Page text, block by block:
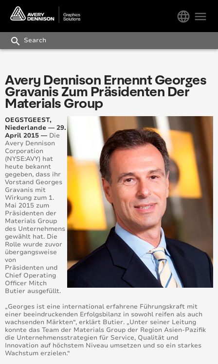
menu
language
search
Avery Dennison Ernennt Georges
Gravanis Zum Präsidenten Der
Materials Group
OEGSTGEEST,
Niederlande — 29.
April 2015 — Die
Avery Dennison
Corporation
(NYSE:AVY) hat
heute bekannt
gegeben, dass ihr
Vorstand Georges
Gravanis mit
Wirkung zum 1.
Mai 2015 zum
Präsidenten der
Materials Group
des Unternehmens
gewählt hat. Die
Rolle wurde zuvor
übergangsweise
von
Präsidenten und
Chief Operating
Officer Mitch
Butier ausgefüllt.
„Georges ist eine international erfahrene Führungskraft mit
einer beeindruckenden Erfolgsbilanz in sowohl reifen als auch
wachsenden Märkten“, erklärt Butier. „Unter seiner Leitung
konnte das Team der Materials Group der Region Asien-Pazifik
die Unternehmensstrategien für Service, Qualität und
Innovation auf höchstem Niveau umsetzen und so ein starkes
Wachstum erzielen.“